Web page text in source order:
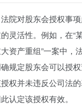
院对股东会授权事
灵活性。例如，在“
资产重组”一案中，
确规定股东会可以授
权并未违反公司法
认定该授权有效。